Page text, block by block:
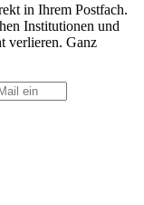
in Ihrem Postfach.
Institutionen und
verlieren. Ganz